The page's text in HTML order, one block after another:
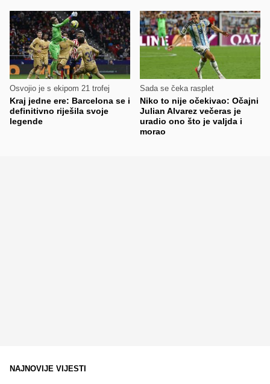
Osvojio je s ekipom 21 trofej
Kraj jedne ere: Barcelona se i
definitivno riješila svoje
legende
Sada se čeka rasplet
Niko to nije očekivao: Očajni
Julian Alvarez večeras je
uradio ono što je valjda i
morao
NAJNOVIJE VIJESTI